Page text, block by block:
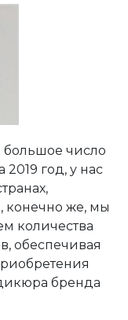
число
год, у нас
конечно же, мы
количества
обеспечивая
бренда